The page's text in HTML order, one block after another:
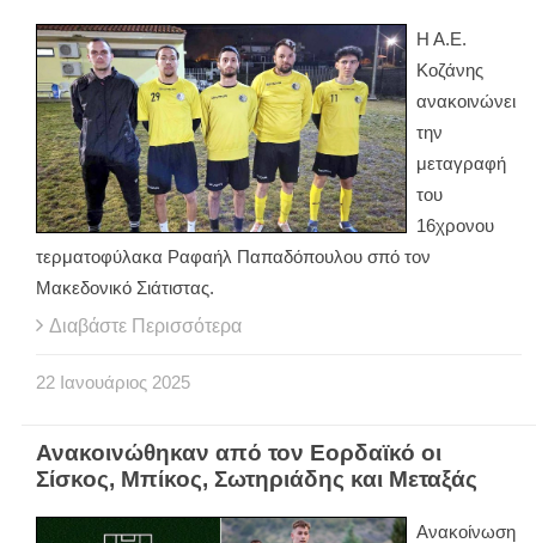
Η Α.Ε.
Κοζάνης
ανακοινώνει
την
μεταγραφή
του
16χρονου
τερματοφύλακα Ραφαήλ Παπαδόπουλου σπό τον
Μακεδονικό Σιάτιστας.
Διαβάστε Περισσότερα
22 Ιανουάριος 2025
Ανακοινώθηκαν από τον Εορδαϊκό οι
Σίσκος, Μπίκος, Σωτηριάδης και Μεταξάς
Ανακοίνωση